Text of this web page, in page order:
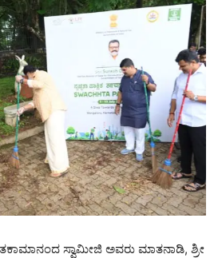
ಸ್ವಾಮೀಜಿ ಅವರು ಮಾತನಾಡಿ, ಶ್ರೀ